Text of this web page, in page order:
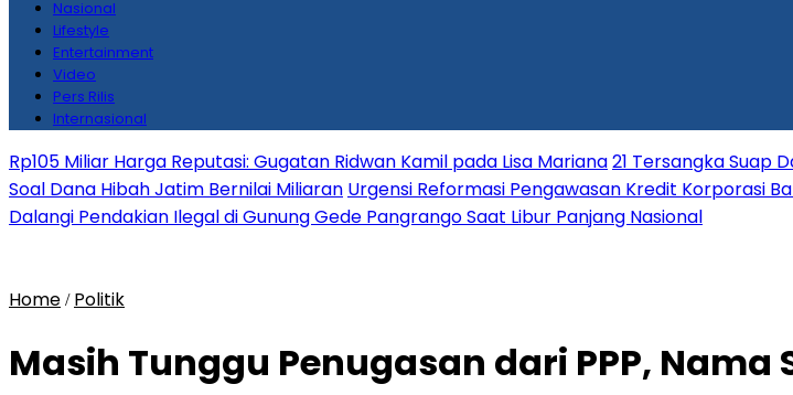
Nasional
Lifestyle
Entertainment
Video
Pers Rilis
Internasional
Rp105 Miliar Harga Reputasi: Gugatan Ridwan Kamil pada Lisa Mariana21 Tersangka Suap
Soal Dana Hibah Jatim Bernilai Miliaran Urgensi Reformasi Pengawasan Kredit Korporasi
Dalangi Pendakian Ilegal di Gunung Gede Pangrango Saat Libur Panjang Nasional
Home / Politik
Masih Tunggu Penugasan dari PPP,